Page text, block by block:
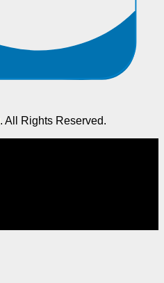
. All Rights Reserved.